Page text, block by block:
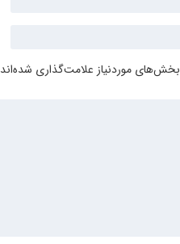
بخش‌های موردنیاز علامت‌گذاری شده‌اند